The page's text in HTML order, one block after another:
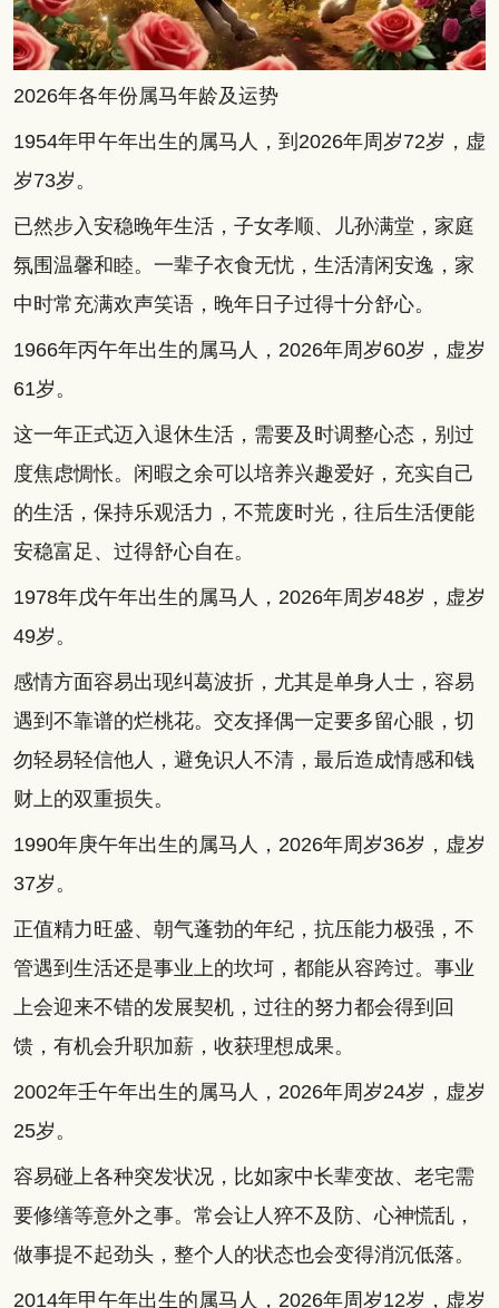
2026年各年份属马年龄及运势
1954年甲午年出生的属马人，到2026年周岁72岁，虚
岁73岁。
已然步入安稳晚年生活，子女孝顺、儿孙满堂，家庭
氛围温馨和睦。一辈子衣食无忧，生活清闲安逸，家
中时常充满欢声笑语，晚年日子过得十分舒心。
1966年丙午年出生的属马人，2026年周岁60岁，虚岁
61岁。
这一年正式迈入退休生活，需要及时调整心态，别过
度焦虑惆怅。闲暇之余可以培养兴趣爱好，充实自己
的生活，保持乐观活力，不荒废时光，往后生活便能
安稳富足、过得舒心自在。
1978年戊午年出生的属马人，2026年周岁48岁，虚岁
49岁。
感情方面容易出现纠葛波折，尤其是单身人士，容易
遇到不靠谱的烂桃花。交友择偶一定要多留心眼，切
勿轻易轻信他人，避免识人不清，最后造成情感和钱
财上的双重损失。
1990年庚午年出生的属马人，2026年周岁36岁，虚岁
37岁。
正值精力旺盛、朝气蓬勃的年纪，抗压能力极强，不
管遇到生活还是事业上的坎坷，都能从容跨过。事业
上会迎来不错的发展契机，过往的努力都会得到回
馈，有机会升职加薪，收获理想成果。
2002年壬午年出生的属马人，2026年周岁24岁，虚岁
25岁。
容易碰上各种突发状况，比如家中长辈变故、老宅需
要修缮等意外之事。常会让人猝不及防、心神慌乱，
做事提不起劲头，整个人的状态也会变得消沉低落。
2014年甲午年出生的属马人，2026年周岁12岁，虚岁